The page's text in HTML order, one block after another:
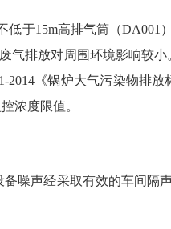
低于15m高排气筒（DA001
气排放对周围环境影响较小
《锅炉大气污染物排
浓度限值。
备噪声经采取有效的车间隔